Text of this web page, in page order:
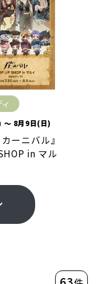
～ 8月9日(日)
ーニバル』
in マル